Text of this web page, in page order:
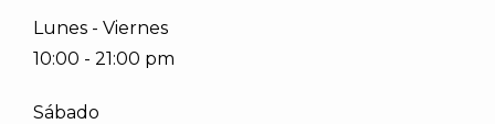
Lunes - Viernes
10:00 - 21:00 pm
Sábado